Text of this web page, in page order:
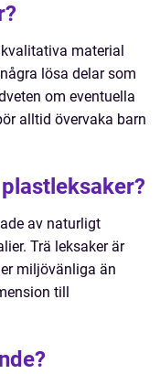
material
lösa delar som
om eventuella
alltid övervaka barn
av naturligt
Trä leksaker är
miljövänliga än
till